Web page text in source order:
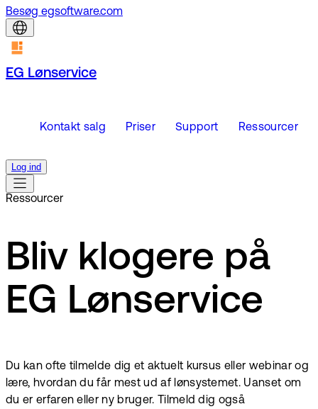
Besøg egsoftware.com
EG Lønservice
Kontakt salg Priser Support Ressourcer
Log ind
Ressourcer
Bliv klogere på
EG Lønservice
Du kan ofte tilmelde dig et aktuelt kursus eller webinar og
lære, hvordan du får mest ud af lønsystemet. Uanset om
du er erfaren eller ny bruger. Tilmeld dig også